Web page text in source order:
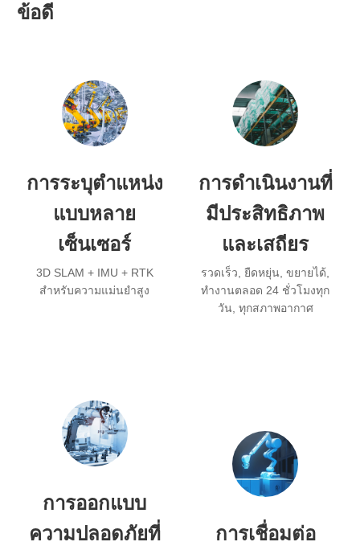
ข้อดี
การระบุตำแหน่ง
แบบหลาย
เซ็นเซอร์
3D SLAM + IMU + RTK
สำหรับความแม่นยำสูง
การดำเนินงานที่
มีประสิทธิภาพ
และเสถียร
รวดเร็ว, ยืดหยุ่น, ขยายได้,
ทำงานตลอด 24 ชั่วโมงทุก
วัน, ทุกสภาพอากาศ
การออกแบบ
ความปลอดภัยที่
การเชื่อมต่อ